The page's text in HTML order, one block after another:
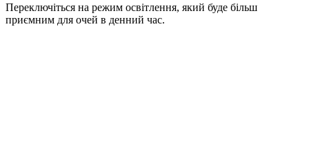
Переключіться на режим освітлення, який буде більш
приємним для очей в денний час.